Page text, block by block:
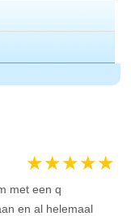
★★★★★
met een q
en al helemaal